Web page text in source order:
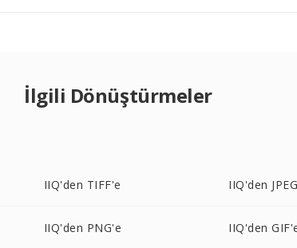
İlgili Dönüştürmeler
IIQ'den TIFF'e IIQ'den
IIQ'den PNG'e IIQ'den